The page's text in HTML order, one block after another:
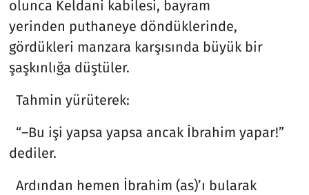
olunca Keldani kabilesi, bayram
yerinden puthaneye döndüklerinde,
gördükleri manzara karşısında büyük bir
şaşkınlığa düştüler.
Tahmin yürüterek:
“–Bu işi yapsa yapsa ancak İbrahim yapar!”
dediler.
Ardından hemen İbrahim (as)’ı bularak